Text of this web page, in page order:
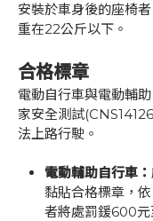
安裝於車身後的座椅
重在22公斤以下。
合格標章
電動自行車與電動輔
家安全測試
法上路行駛。
電動輔助自行車：
黏貼合格標章，
者將處罰鍰600元